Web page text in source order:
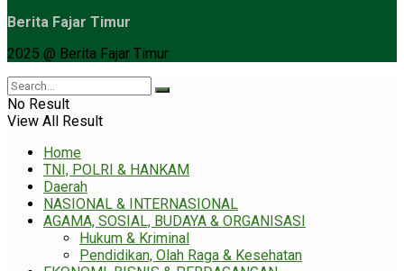
Berita Fajar Timur
2025 @ Berita Fajar Timur
No Result
View All Result
Home
TNI, POLRI & HANKAM
Daerah
NASIONAL & INTERNASIONAL
AGAMA, SOSIAL, BUDAYA & ORGANISASI
Hukum & Kriminal
Pendidikan, Olah Raga & Kesehatan